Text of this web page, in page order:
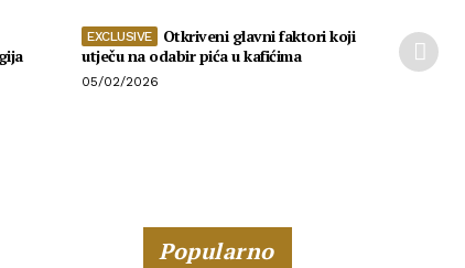
Otkriveni glavni faktori koji
utječu na odabir pića u kafićima
05/02/2026
Popularno